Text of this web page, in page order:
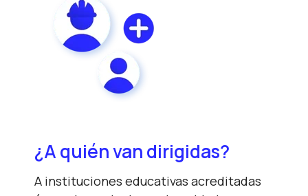
¿A quién van dirigidas?
A instituciones educativas acreditadas